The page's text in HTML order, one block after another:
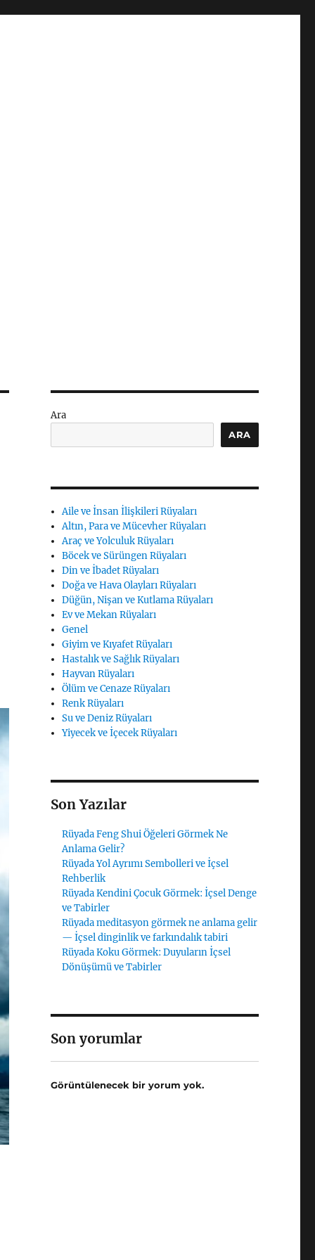
Ara
ARA
Aile ve İnsan İlişkileri Rüyaları
Altın, Para ve Mücevher Rüyaları
Araç ve Yolculuk Rüyaları
Böcek ve Sürüngen Rüyaları
Din ve İbadet Rüyaları
Doğa ve Hava Olayları Rüyaları
Düğün, Nişan ve Kutlama Rüyaları
Ev ve Mekan Rüyaları
Genel
Giyim ve Kıyafet Rüyaları
Hastalık ve Sağlık Rüyaları
Hayvan Rüyaları
Ölüm ve Cenaze Rüyaları
Renk Rüyaları
Su ve Deniz Rüyaları
Yiyecek ve İçecek Rüyaları
Son Yazılar
Rüyada Feng Shui Öğeleri Görmek Ne
Anlama Gelir?
Rüyada Yol Ayrımı Sembolleri ve İçsel
Rehberlik
Rüyada Kendini Çocuk Görmek: İçsel Denge
ve Tabirler
Rüyada meditasyon görmek ne anlama gelir
— İçsel dinginlik ve farkındalık tabiri
Rüyada Koku Görmek: Duyuların İçsel
Dönüşümü ve Tabirler
Son yorumlar
Görüntülenecek bir yorum yok.